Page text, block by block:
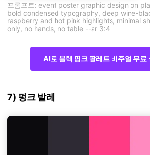
프롬프트: event poster graphic design on
bold condensed typography, deep wine-
raspberry and hot pink highlights, minimal
only, no hands, no table --ar 3:4
AI로 블랙 핑크 팔레트 비주얼 무료
7) 펑크 발레